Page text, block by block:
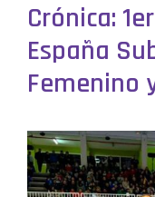
Crónica:
España
Femenino